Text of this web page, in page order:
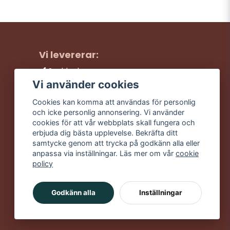
Vi levererar:
Snabba leveranser
Trygga köp
Fri frakt över 499:-
Trevlig kundtjänst
Vi använder cookies
Cookies kan komma att användas för personlig
och icke personlig annonsering. Vi använder
cookies för att vår webbplats skall fungera och
erbjuda dig bästa upplevelse. Bekräfta ditt
samtycke genom att trycka på godkänn alla eller
anpassa via inställningar. Läs mer om vårcookie
policy
Godkänn alla Inställningar